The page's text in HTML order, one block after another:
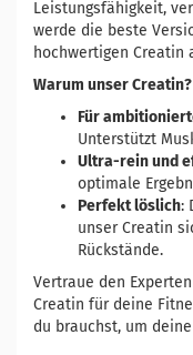
Leistungsfähigkeit,
werde die beste
hochwertigen Creatin
Warum unser Creatin?
Für
Unterstützt
Ultra-rein und
optimale
Perfekt löslich:
unser Creatin
Rückstände.
Vertraue den
Creatin für deine
du brauchst, um